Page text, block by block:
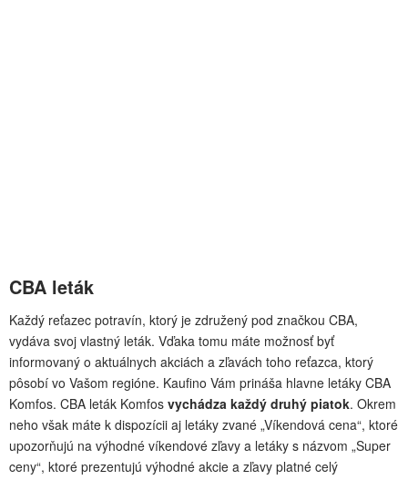
CBA leták
Každý reťazec potravín, ktorý je združený pod značkou CBA,
vydáva svoj vlastný leták. Vďaka tomu máte možnosť byť
informovaný o aktuálnych akciách a zľavách toho reťazca, ktorý
pôsobí vo Vašom regióne. Kaufino Vám prináša hlavne letáky CBA
Komfos. CBA leták Komfos vychádza každý druhý piatok. Okrem
neho však máte k dispozícii aj letáky zvané „Víkendová cena“, ktoré
upozorňujú na výhodné víkendové zľavy a letáky s názvom „Super
ceny“, ktoré prezentujú výhodné akcie a zľavy platné celý